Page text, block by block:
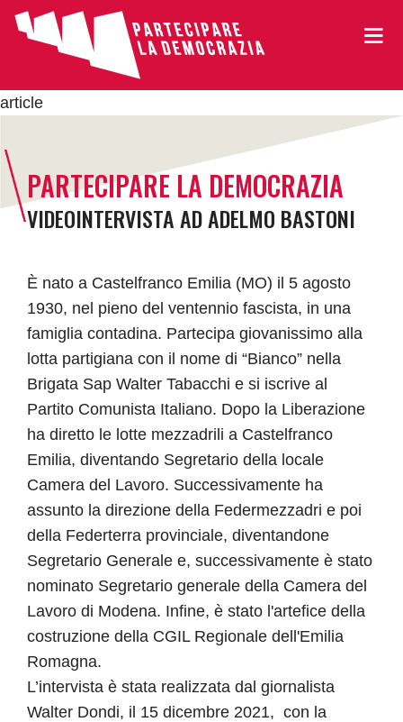
article
PARTECIPARE LA DEMOCRAZIA
VIDEOINTERVISTA AD ADELMO BASTONI
È nato a Castelfranco Emilia (MO) il 5 agosto
1930, nel pieno del ventennio fascista, in una
famiglia contadina. Partecipa giovanissimo alla
lotta partigiana con il nome di “Bianco” nella
Brigata Sap Walter Tabacchi e si iscrive al
Partito Comunista Italiano. Dopo la Liberazione
ha diretto le lotte mezzadrili a Castelfranco
Emilia, diventando Segretario della locale
Camera del Lavoro. Successivamente ha
assunto la direzione della Federmezzadri e poi
della Federterra provinciale, diventandone
Segretario Generale e, successivamente è stato
nominato Segretario generale della Camera del
Lavoro di Modena. Infine, è stato l'artefice della
costruzione della CGIL Regionale dell'Emilia
Romagna.
L’intervista è stata realizzata dal giornalista
Walter Dondi, il 15 dicembre 2021, con la